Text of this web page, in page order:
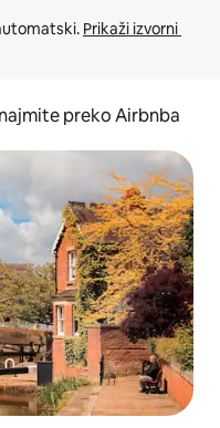
Prikaži izvorni
preko Airbnba